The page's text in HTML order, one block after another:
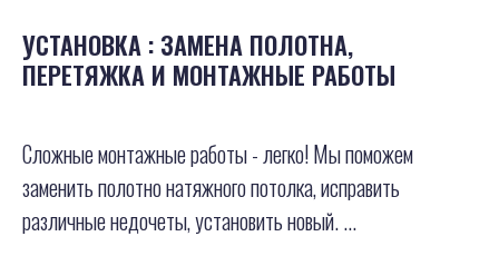
УСТАНОВКА : ЗАМЕНА ПОЛОТНА,
ПЕРЕТЯЖКА И МОНТАЖНЫЕ РАБОТЫ
Сложные монтажные работы - легко! Мы поможем
заменить полотно натяжного потолка, исправить
различные недочеты, установить новый. ...